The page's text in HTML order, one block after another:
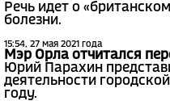
Речь идет о
болезни.
15:54, 27 мая 2021 года
Мэр Орла отчитался
Юрий Парахин
деятельности
году.